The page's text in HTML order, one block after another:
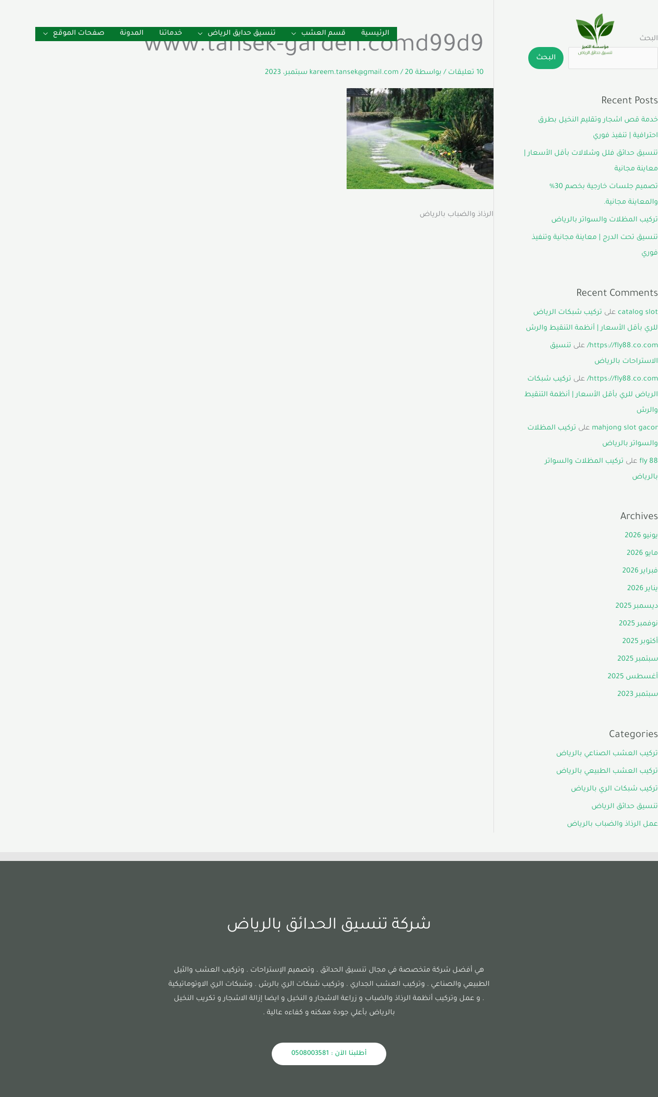
المحتوى
الرئيسية قسم العشب تنسيق حدايق الرياض خدماتنا المدونة صفحات الموقع
البحث
البحث
Recent Posts
خدمة قص اشجار وتقليم النخيل بطرق
احترافية | تنفيذ فوري
تنسيق حدائق فلل وشلالات بأقل الأسعار |
معاينة مجانية
تصميم جلسات خارجية بخصم 30%
والمعاينة مجانية.
تركيب المظلات والسواتر بالرياض
تنسيق تحت الدرج | معاينة مجانية وتنفيذ
فوري
Recent Comments
catalog slot على تركيب شبكات الرياض
للري بأقل الأسعار | أنظمة التنقيط والرش
https://fly88.co.com/ على تنسيق
الاستراحات بالرياض
https://fly88.co.com/ على تركيب شبكات
الرياض للري بأقل الأسعار | أنظمة التنقيط
والرش
mahjong slot gacor على تركيب المظلات
والسواتر بالرياض
fly 88 على تركيب المظلات والسواتر
بالرياض
Archives
يونيو 2026
مايو 2026
فبراير 2026
يناير 2026
ديسمبر 2025
نوفمبر 2025
أكتوبر 2025
سبتمبر 2025
أغسطس 2025
سبتمبر 2023
Categories
تركيب العشب الصناعي بالرياض
تركيب العشب الطبيعي بالرياض
تركيب شبكات الري بالرياض
تنسيق حدائق الرياض
عمل الرذاذ والضباب بالرياض
www.tansek-garden.comd99d9
10 تعليقات / بواسطة kareem.tansek@gmail.com/ 20 سبتمبر، 2023
الرذاذ والضباب بالرياض
شركة تنسيق الحدائق بالرياض
هي أفضل شركة متخصصة في مجال تنسيق الحدائق . وتصميم الإستراحات . وتركيب العشب والثيل
الطبيعي والصناعي . وتركيب العشب الجداري . وتركيب شبكات الري بالرش . وشبكات الري الاوتوماتيكية
. و عمل وتركيب أنظمة الرذاذ والضباب و زراعة الاشجار و النخيل و ايضا إزالة الاشجار و تكريب النخيل
بالرياض بأعلي جودة ممكنه و كفاءه عالية .
أطلبنا الآن : 0508003581